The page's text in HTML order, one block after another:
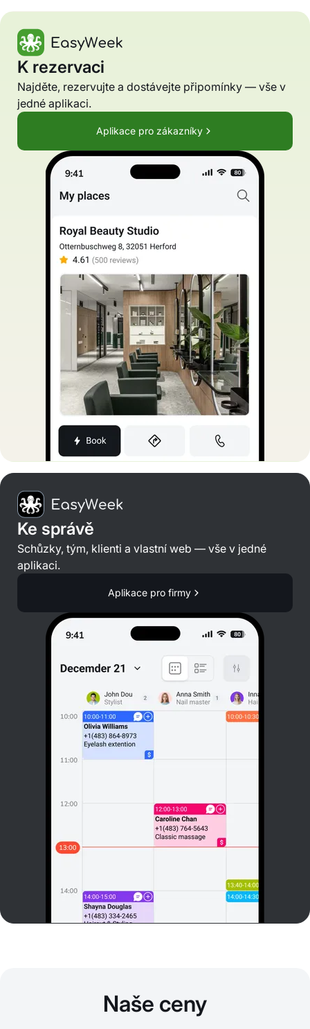
K rezervaci
Najděte, rezervujte a dostávejte připomínky — vše v
jedné aplikaci.
Aplikace pro zákazníky
Ke správě
Schůzky, tým, klienti a vlastní web — vše v jedné
aplikaci.
Aplikace pro firmy
Naše ceny